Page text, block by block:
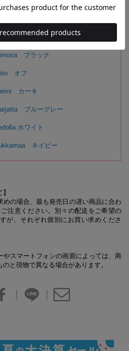
らから】
ホワイト
ブラック
オフ
カーキ
ブルーグレー
ホワイト
ネイビー
の場合、最も発売日の遅い商品に合わ
注意ください。別々の配送をご希望の
が、それぞれ個別にお買い求めくださ
スマートフォンの画面によっては、商
と現物で異なる場合があります。